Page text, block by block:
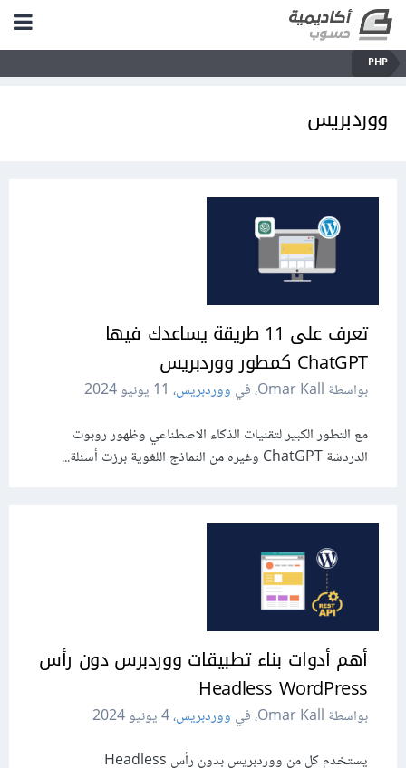
PHP
ووردبريس
تعرف على 11 طريقة يساعدك فيها
ChatGPT كمطور ووردبريس
بواسطة Omar Kall، في ووردبريس، 11 يونيو 2024
مع التطور الكبير لتقنيات الذكاء الاصطناعي وظهور روبوت
الدردشة ChatGPT وغيره من النماذج اللغوية برزت أسئلة...
أهم أدوات بناء تطبيقات ووردبرس دون رأس
Headless WordPress
بواسطة Omar Kall، في ووردبريس،4 يونيو 2024
يستخدم كل من ووردبريس بدون رأس Headless